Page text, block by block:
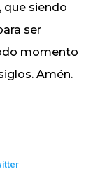
que siendo
ser
momento
Amén.